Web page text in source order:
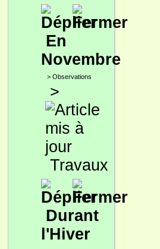
En
Novembre
> Observations
>
Travaux
Durant
l'Hiver